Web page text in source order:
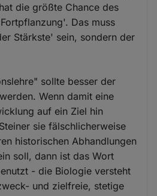
die größte Chance des
Das muss
Stärkste' sein, sondern der
sollte besser der
Wenn damit eine
auf ein Ziel hin
sie fälschlicherweise
historischen Abhandlungen
soll, dann ist das Wort
- die Biologie versteht
und zielfreie, stetige